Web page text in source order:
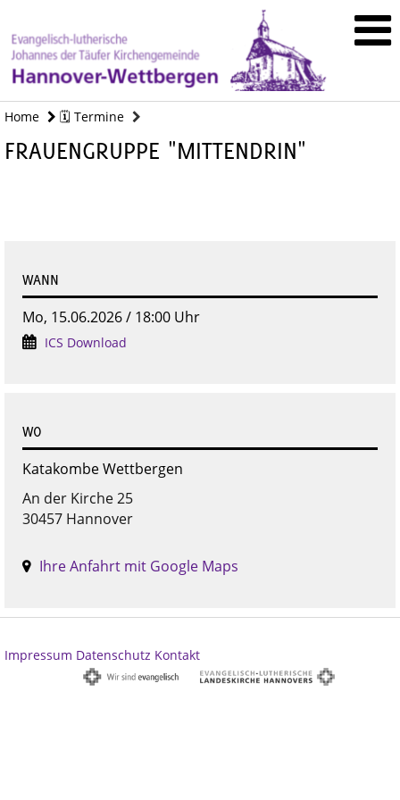
Home 🗓️ Termine
FRAUENGRUPPE "MITTENDRIN"
WANN
Mo, 15.06.2026 / 18:00 Uhr
ICS Download
WO
Katakombe Wettbergen
An der Kirche 25
30457 Hannover
Ihre Anfahrt mit Google Maps
Impressum Datenschutz Kontakt